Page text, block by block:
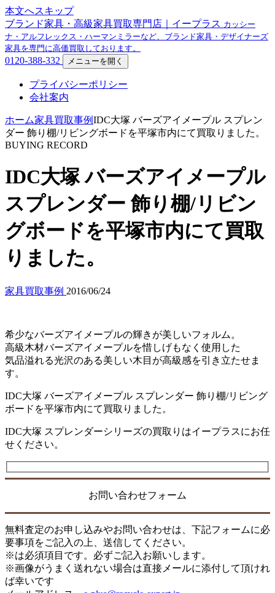
本文へスキップ
ブランド家具・高級家具買取専門店｜イープラス カッシー
ナ・アルフレックス・ハーマンミラーなど、ブランド家具・デザイナーズ
家具を専門に高価買取しております。
0120-388-332 メニューを開く
プライバシーポリシー
会社案内
ホーム家具買取事例IDC大塚 バーズアイメープル スプレン
ダー 飾り棚/リビングボードを平塚市内にて買取りました。
BUYING RECORD
IDC大塚 バーズアイメープル
スプレンダー 飾り棚/リビン
グボードを平塚市内にて買取
りました。
家具買取事例 2016/06/24
希少なバーズアイメープルの輝きが美しいフォルム。
高級木材バーズアイメープルを惜しげもなく使用した
気品溢れる光沢のある美しい木目が高級感を引き立たせま
す。
IDC大塚 バーズアイメープル スプレンダー 飾り棚/リビング
ボードを平塚市内にて買取りました。
IDC大塚 スプレンダーシリーズの買取りはイープラスにお任
せください。
お問い合わせフォーム
無料査定のお申し込みやお問い合わせは、下記フォームに必
要事項をご記入の上、送信してください。
※は必須項目です。必ずご記入お願いします。
※画像がうまく送れない場合は直接メールに添付して頂けれ
ば幸いです